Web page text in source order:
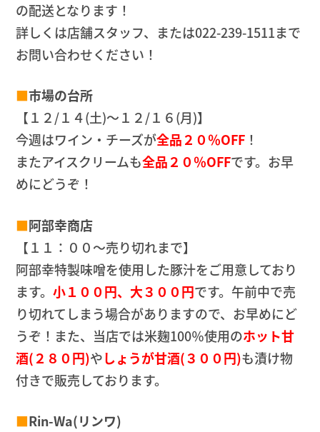
の配送となります！
詳しくは店舗スタッフ、または022-239-1511まで
お問い合わせください！
■市場の台所
【１２/１４(土)～１２/１６(月)】
今週はワイン・チーズが全品２０％OFF！
またアイスクリームも全品２０％OFFです。お早
めにどうぞ！
■阿部幸商店
【１１：００～売り切れまで】
阿部幸特製味噌を使用した豚汁をご用意しており
ます。 小１００円、大３００円です。午前中で売
り切れてしまう場合がありますので、お早めにど
うぞ！また、当店では米麹100％使用のホット甘
酒(２８０円)やしょうが甘酒(３００円)も漬け物
付きで販売しております。
■Rin-Wa(リンワ)